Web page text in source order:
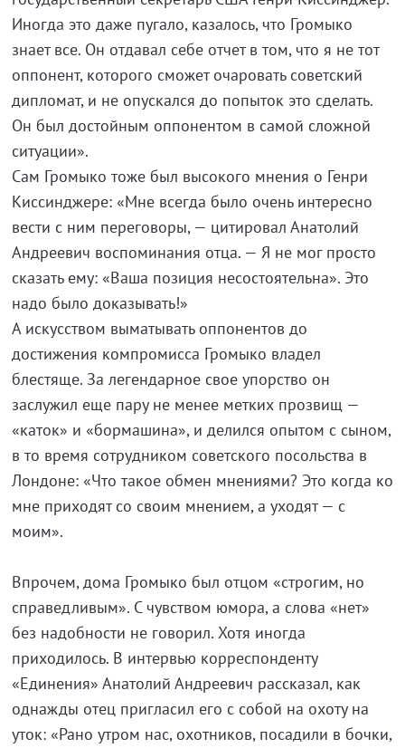
Иногда это даже пугало, казалось, что Громыко
знает все. Он отдавал себе отчет в том, что я не тот
оппонент, которого сможет очаровать советский
дипломат, и не опускался до попыток это сделать.
Он был достойным оппонентом в самой сложной
ситуации».
Сам Громыко тоже был высокого мнения о Генри
Киссинджере: «Мне всегда было очень интересно
вести с ним переговоры, — цитировал Анатолий
Андреевич воспоминания отца. — Я не мог просто
сказать ему: «Ваша позиция несостоятельна». Это
надо было доказывать!»
А искусством выматывать оппонентов до
достижения компромисса Громыко владел
блестяще. За легендарное свое упорство он
заслужил еще пару не менее метких прозвищ —
«каток» и «бормашина», и делился опытом с сыном,
в то время сотрудником советского посольства в
Лондоне: «Что такое обмен мнениями? Это когда ко
мне приходят со своим мнением, а уходят — с
моим».
Впрочем, дома Громыко был отцом «строгим, но
справедливым». С чувством юмора, а слова «нет»
без надобности не говорил. Хотя иногда
приходилось. В интервью корреспонденту
«Единения» Анатолий Андреевич рассказал, как
однажды отец пригласил его с собой на охоту на
уток: «Рано утром нас, охотников, посадили в бочки,